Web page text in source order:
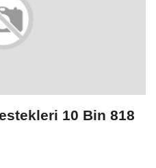
10 Bin 818